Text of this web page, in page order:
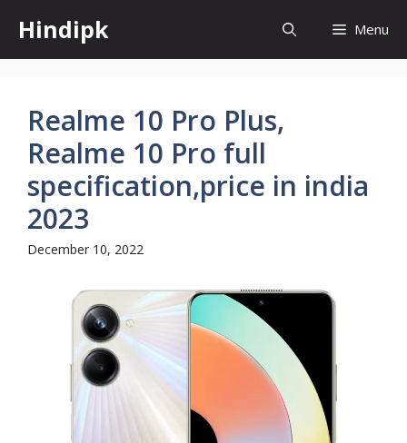
content
Hindipk Menu
Realme 10 Pro Plus,
Realme 10 Pro full
specification,price in india
2023
December 10, 2022